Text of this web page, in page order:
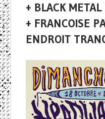
+ BLACK
+ FRANCOISE
ENDROIT